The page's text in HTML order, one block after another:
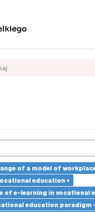
of a model of
education ×
of e-learning in vocational
education paradigm